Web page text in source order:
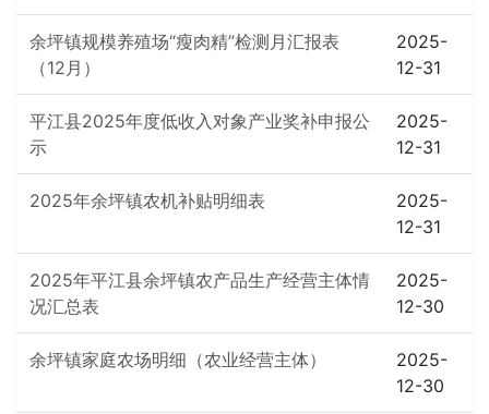
余坪镇规模养殖场“瘦肉精”检测月汇报表
（12月）
2025-
12-31
平江县2025年度低收入对象产业奖补申报公
示
2025-
12-31
2025年余坪镇农机补贴明细表
2025-
12-31
2025年平江县余坪镇农产品生产经营主体情
况汇总表
2025-
12-30
余坪镇家庭农场明细（农业经营主体）
2025-
12-30